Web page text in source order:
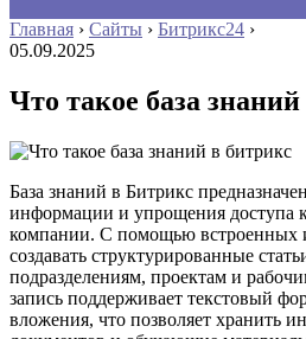
Главная › Сайты › Битрикс24 ›
05.09.2025
Что такое база
База знаний в Битрикс
информации и упрощения доступа
компании. С помощью встроенных
создавать структурированные
подразделениям, проектам и
запись поддерживает текстовый
вложения, что позволяет хранить